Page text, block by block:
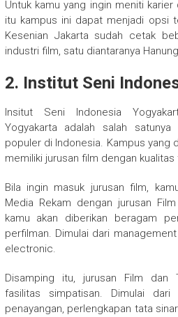
Untuk kamu yang ingin meniti
itu kampus ini dapat menjadi opsi
Kesenian Jakarta sudah cetak
industri film, satu diantaranya
2. Institut Seni
Insitut Seni Indonesia
Yogyakarta adalah salah
populer di Indonesia. Kampus yang
memiliki jurusan film dengan kualitas
Bila ingin masuk jurusan film,
Media Rekam dengan jurusan
kamu akan diberikan beragam
perfilman. Dimulai dari
electronic.
Disamping itu, jurusan Film dan
fasilitas simpatisan. Dimulai
penayangan, perlengkapan tata